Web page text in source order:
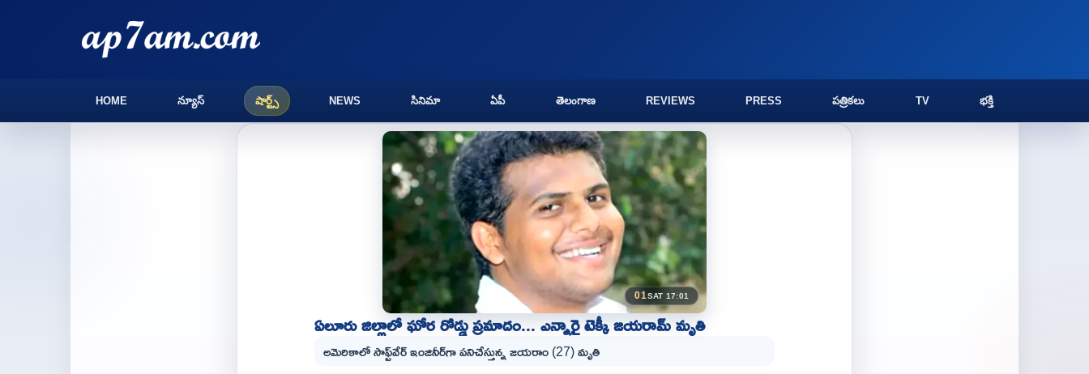
HOME న్యూస్ షార్ట్స్ NEWS సినిమా ఏపీ తెలంగాణ REVIEWS PRESS పత్రికలు TV భక్తి
01SAT 17:01
ఏలూరు జిల్లాలో ఘోర రోడ్డు ప్రమాదం... ఎన్నారై టెక్కీ జయరామ్ మృతి
అమెరికాలో సాఫ్ట్‌వేర్‌ ఇంజినీర్‌గా పనిచేస్తున్న జయరాం (27) మృతి